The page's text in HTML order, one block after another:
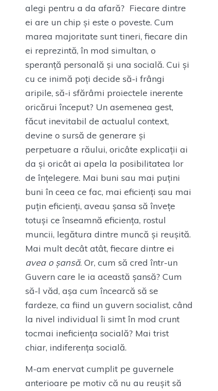
alegi pentru a da afară? Fiecare dintre
ei are un chip și este o poveste. Cum
marea majoritate sunt tineri, fiecare din
ei reprezintă, în mod simultan, o
speranță personală și una socială. Cui și
cu ce inimă poți decide să-i frângi
aripile, să-i sfărâmi proiectele inerente
oricărui început? Un asemenea gest,
făcut inevitabil de actualul context,
devine o sursă de generare și
perpetuare a răului, oricâte explicații ai
da și oricât ai apela la posibilitatea lor
de înțelegere. Mai buni sau mai puțini
buni în ceea ce fac, mai eficienți sau mai
puțin eficienți, aveau șansa să învețe
totuși ce înseamnă eficiența, rostul
muncii, legătura dintre muncă și reușită.
Mai mult decât atât, fiecare dintre ei
avea o șansă. Or, cum să cred într-un
Guvern care le ia această șansă? Cum
să-l văd, așa cum încearcă să se
fardeze, ca fiind un guvern socialist, când
la nivel individual îi simt în mod crunt
tocmai ineficiența socială? Mai trist
chiar, indiferența socială.
M-am enervat cumplit pe guvernele
anterioare pe motiv că nu au reușit să